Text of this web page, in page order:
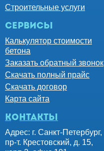
Строительные услуги
Сервисы
Калькулятор стоимости
бетона
Заказать обратный звонок
Скачать полный прайс
Скачать договор
Карта сайта
контакты
Адрес: г. Санкт-Петербург,
пр-т. Крестовский, д. 15,